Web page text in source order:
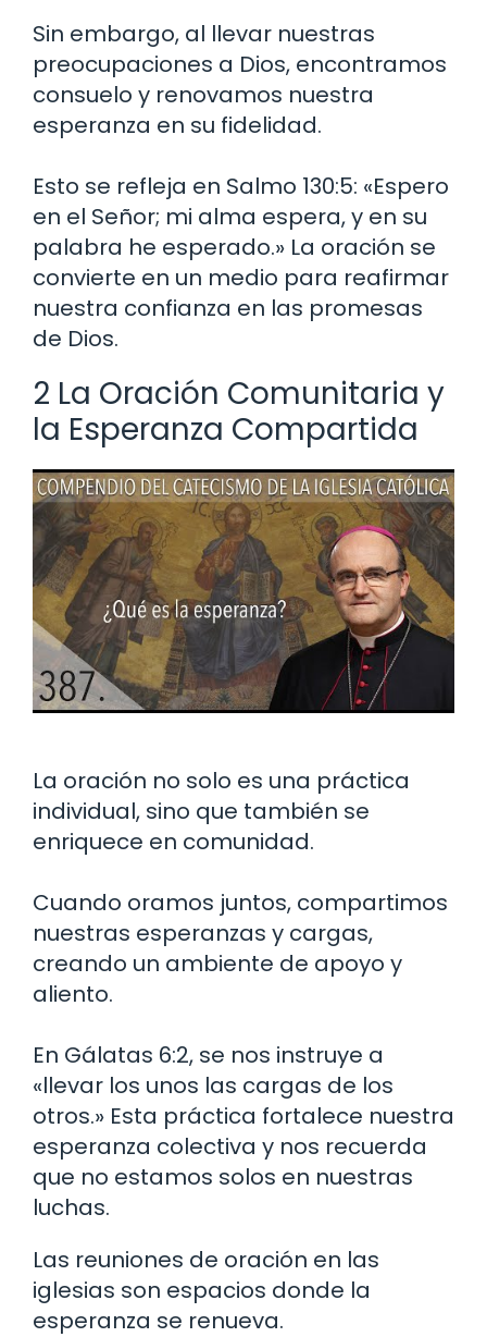
Sin embargo, al llevar nuestras
preocupaciones a Dios, encontramos
consuelo y renovamos nuestra
esperanza en su fidelidad.
Esto se refleja en Salmo 130:5: «Espero
en el Señor; mi alma espera, y en su
palabra he esperado.» La oración se
convierte en un medio para reafirmar
nuestra confianza en las promesas
de Dios.
2 La Oración Comunitaria y
la Esperanza Compartida
La oración no solo es una práctica
individual, sino que también se
enriquece en comunidad.
Cuando oramos juntos, compartimos
nuestras esperanzas y cargas,
creando un ambiente de apoyo y
aliento.
En Gálatas 6:2, se nos instruye a
«llevar los unos las cargas de los
otros.» Esta práctica fortalece nuestra
esperanza colectiva y nos recuerda
que no estamos solos en nuestras
luchas.
Las reuniones de oración en las
iglesias son espacios donde la
esperanza se renueva.